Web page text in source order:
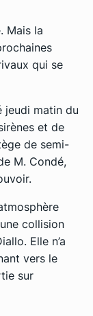
Mais la
qui se
jeudi matin du
et de
de semi-
M. Condé,
collision
Elle n’a
vers le
sur